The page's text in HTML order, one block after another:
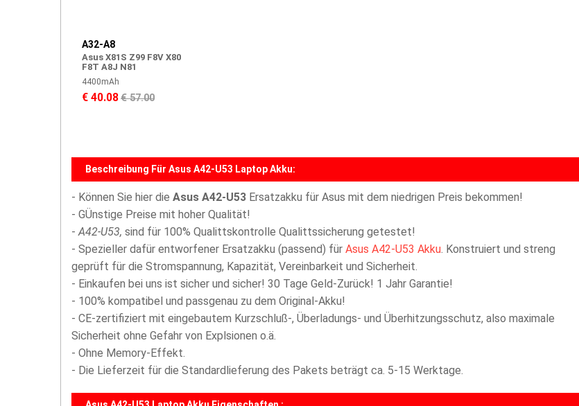
A32-A8
Asus X81S Z99 F8V X80
F8T A8J N81
4400mAh
€ 40.08€ 57.00
Beschreibung Für Asus A42-U53 Laptop Akku:
- Können Sie hier die Asus A42-U53 Ersatzakku für Asus mit dem niedrigen Preis bekommen!
- GÜnstige Preise mit hoher Qualität!
-A42-U53, sind für 100% Qualittskontrolle Qualittssicherung getestet!
- Spezieller dafür entworfener Ersatzakku (passend) für Asus A42-U53 Akku. Konstruiert und streng
geprüft für die Stromspannung, Kapazität, Vereinbarkeit und Sicherheit.
- Einkaufen bei uns ist sicher und sicher! 30 Tage Geld-Zurück! 1 Jahr Garantie!
- 100% kompatibel und passgenau zu dem Original-Akku!
- CE-zertifiziert mit eingebautem Kurzschluß-, Überladungs- und Überhitzungsschutz, also maximale
Sicherheit ohne Gefahr von Explsionen o.ä.
- Ohne Memory-Effekt.
- Die Lieferzeit für die Standardlieferung des Pakets beträgt ca. 5-15 Werktage.